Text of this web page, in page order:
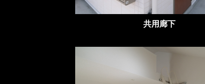
共用廊下